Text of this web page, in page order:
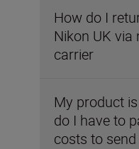
How do I
Nikon UK
carrier
My product
do I have to
costs to